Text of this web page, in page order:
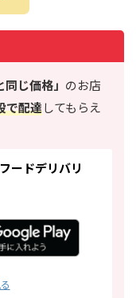
同じ価格」 のお店
で配達してもらえ
ードデリバリ